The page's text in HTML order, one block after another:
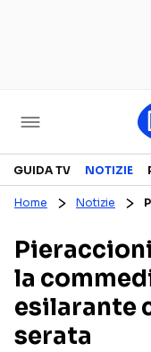
Televisione
CANALI TV
PROGRAMMI TV
PERSONAGGI TV
GUIDA TV NOTIZIE
Home Notizie
la
esilarante
serata